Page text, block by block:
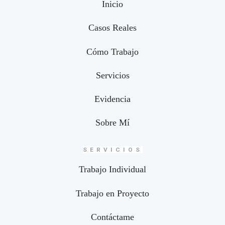
Inicio
Casos Reales
Cómo Trabajo
Servicios
Evidencia
Sobre Mí
SERVICIOS
Trabajo Individual
Trabajo en Proyecto
Contáctame